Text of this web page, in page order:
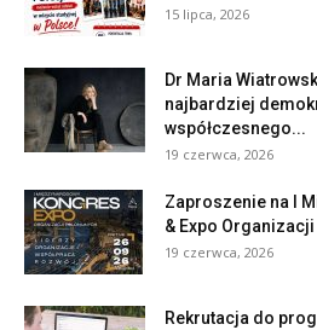
15 lipca, 2026
Dr Maria
najbardziej
współczesnego...
19 czerwca, 2026
Zaproszenie na I
& Expo
19 czerwca, 2026
Rekrutacja do